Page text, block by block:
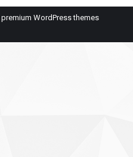
premium WordPress themes